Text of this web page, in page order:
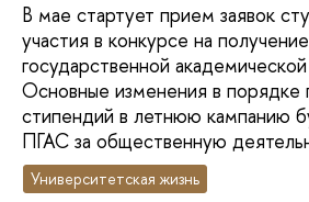
В мае стартует прием заявок
участия в конкурсе на
государственной
Основные изменения в порядке
стипендий в летнюю кампанию
ПГАС за общественную
Университетская жизнь